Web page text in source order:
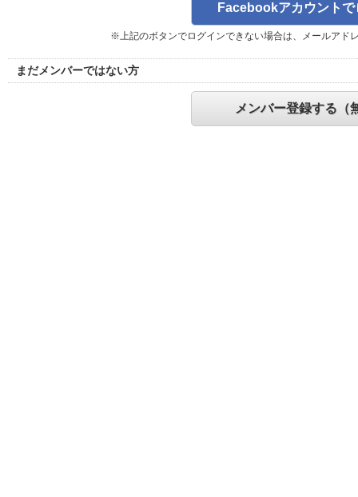
Facebookアカウントで
※上記のボタンでログインできない場合は、メールアド
まだメンバーではない方
メンバー登録する（